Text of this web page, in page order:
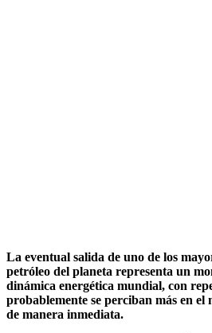
La eventual salida de uno de los
petróleo del planeta representa un
dinámica energética mundial, con
probablemente se perciban más en el
de manera inmediata.